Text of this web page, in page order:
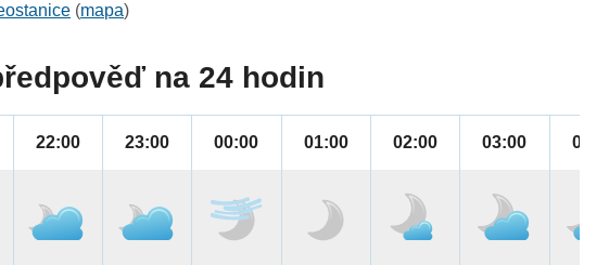
(mapa)
na 24 hodin
22:00 23:00 00:00 01:00 02:00 03:00 04:00